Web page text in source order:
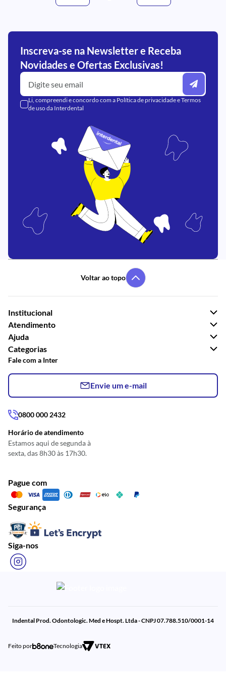
Inscreva-se na Newsletter e Receba
Novidades e Ofertas Exclusivas!
Li, compreendi e concordo com a Política de privacidadeeTermos
de usoda Interdental
Voltar ao topo
Institucional
Atendimento
Ajuda
Categorias
Fale com a Inter
Envie um e-mail
0800 000 2432
Horário de atendimento
Estamos aqui de segunda à
sexta, das 8h30 às 17h30.
Pague com
Segurança
Siga-nos
Indental Prod. Odontologic. Med e Hospt. Ltda - CNPJ 07.788.510/0001-14
Feito por Tecnologia